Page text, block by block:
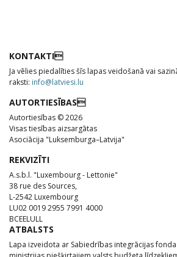
KONTAKTI
Ja vēlies piedalīties šīs lapas veidošanā vai
raksti: info@latviesi.lu
AUTORTIESĪBAS
Autortiesības © 2026
Visas tiesības aizsargātas
Asociācija "Luksemburga–Latvija"
REKVIZĪTI
A.s.b.l. "Luxembourg - Lettonie"
38 rue des Sources,
L-2542 Luxembourg
LU02 0019 2955 7991 4000
BCEELULL
ATBALSTS
Lapa izveidota ar Sabiedrības integrācijas